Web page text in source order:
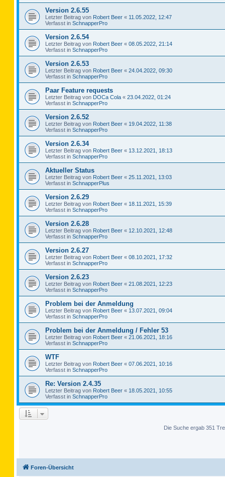
Version 2.6.55
Letzter Beitrag von Robert Beer « 11.05.2022, 12:47
Verfasst in SchnapperPro
Version 2.6.54
Letzter Beitrag von Robert Beer « 08.05.2022, 21:14
Verfasst in SchnapperPro
Version 2.6.53
Letzter Beitrag von Robert Beer « 24.04.2022, 09:30
Verfasst in SchnapperPro
Paar Feature requests
Letzter Beitrag von DOCa Cola « 23.04.2022, 01:24
Verfasst in SchnapperPro
Version 2.6.52
Letzter Beitrag von Robert Beer « 19.04.2022, 11:38
Verfasst in SchnapperPro
Version 2.6.34
Letzter Beitrag von Robert Beer « 13.12.2021, 18:13
Verfasst in SchnapperPro
Aktueller Status
Letzter Beitrag von Robert Beer « 25.11.2021, 13:03
Verfasst in SchnapperPlus
Version 2.6.29
Letzter Beitrag von Robert Beer « 18.11.2021, 15:39
Verfasst in SchnapperPro
Version 2.6.28
Letzter Beitrag von Robert Beer « 12.10.2021, 12:48
Verfasst in SchnapperPro
Version 2.6.27
Letzter Beitrag von Robert Beer « 08.10.2021, 17:32
Verfasst in SchnapperPro
Version 2.6.23
Letzter Beitrag von Robert Beer « 21.08.2021, 12:23
Verfasst in SchnapperPro
Problem bei der Anmeldung
Letzter Beitrag von Robert Beer « 13.07.2021, 09:04
Verfasst in SchnapperPro
Problem bei der Anmeldung / Fehler 53
Letzter Beitrag von Robert Beer « 21.06.2021, 18:16
Verfasst in SchnapperPro
WTF
Letzter Beitrag von Robert Beer « 07.06.2021, 10:16
Verfasst in SchnapperPro
Re: Version 2.4.35
Letzter Beitrag von Robert Beer « 18.05.2021, 10:55
Verfasst in SchnapperPro
Die Suche ergab 351
Foren-Übersicht